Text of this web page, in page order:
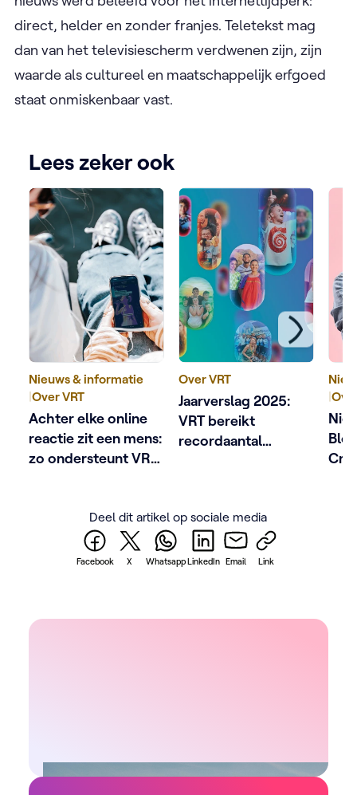
direct, helder en zonder franjes. Teletekst mag
dan van het televisiescherm verdwenen zijn, zijn
waarde als cultureel en maatschappelijk erfgoed
staat onmiskenbaar vast.
Lees zeker ook
Nieuws & informatie
|Over VRT
Achter elke online
reactie zit een mens:
zo ondersteunt VRT
Over VRT
Jaarverslag 2025:
VRT bereikt
recordaantal
|
Deel dit artikel op sociale media
Facebook X WhatsappLinkedIn Email Link